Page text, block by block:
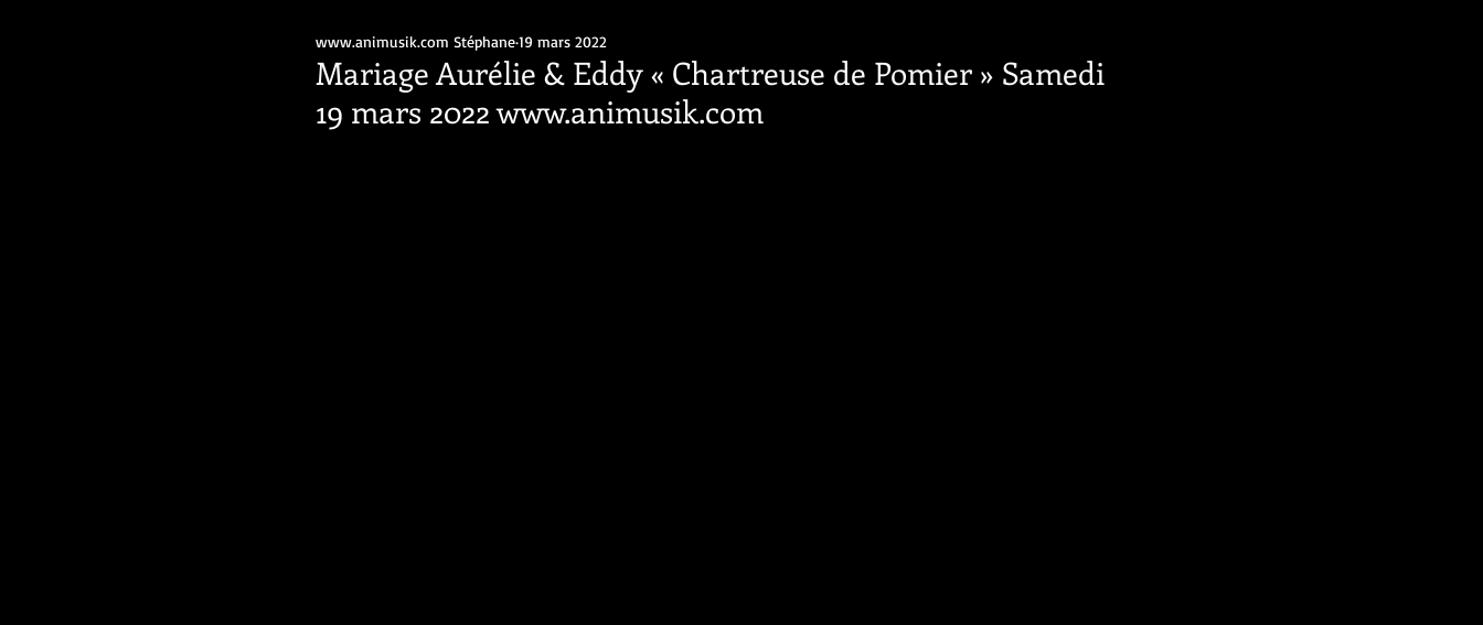
Mariage Aurélie & Eddy « Chartreuse de Pomier » Samedi
19 mars 2022 www.animusik.com
www.animusik.com Stéphane19 mars 2022